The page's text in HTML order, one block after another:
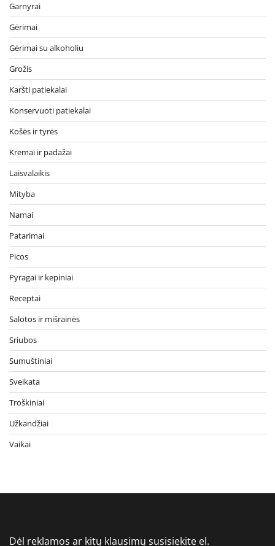
Garnyrai
Gėrimai
Gėrimai su alkoholiu
Grožis
Karšti patiekalai
Konservuoti patiekalai
Košės ir tyrės
Kremai ir padažai
Laisvalaikis
Mityba
Namai
Patarimai
Picos
Pyragai ir kepiniai
Receptai
Salotos ir mišrainės
Sriubos
Sumuštiniai
Sveikata
Troškiniai
Užkandžiai
Vaikai
Dėl reklamos ar kitų klausimų susisiekite el.